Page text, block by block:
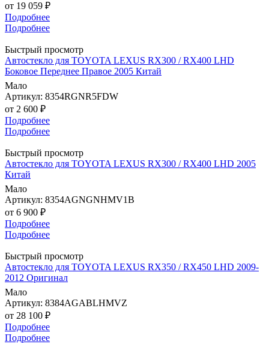
от 19 059 ₽
Подробнее
Подробнее
Быстрый просмотр
Автостекло для TOYOTA LEXUS RX300 / RX400 LHD
Боковое Переднее Правое 2005 Китай
Мало
Артикул: 8354RGNR5FDW
от 2 600 ₽
Подробнее
Подробнее
Быстрый просмотр
Автостекло для TOYOTA LEXUS RX300 / RX400 LHD 2005
Китай
Мало
Артикул: 8354AGNGNHMV1B
от 6 900 ₽
Подробнее
Подробнее
Быстрый просмотр
Автостекло для TOYOTA LEXUS RX350 / RX450 LHD 2009-
2012 Оригинал
Мало
Артикул: 8384AGABLHMVZ
от 28 100 ₽
Подробнее
Подробнее